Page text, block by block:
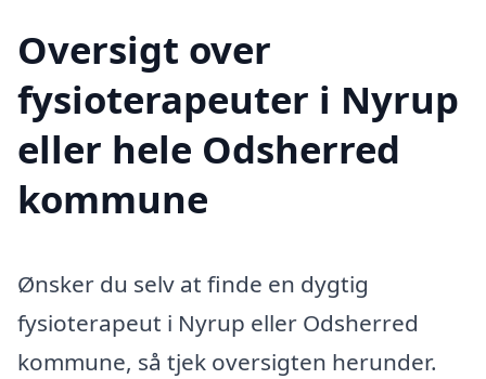
Oversigt over
fysioterapeuter i Nyrup
eller hele Odsherred
kommune
Ønsker du selv at finde en dygtig
fysioterapeut i Nyrup eller Odsherred
kommune, så tjek oversigten herunder.